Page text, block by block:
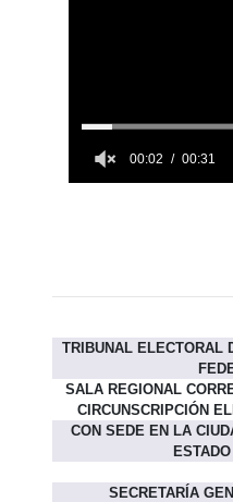
TRIBUNAL ELECTORAL
SALA REGIONAL
CIRCUNSCRIPCIÓN
CON SEDE EN LA
SECRETARÍA